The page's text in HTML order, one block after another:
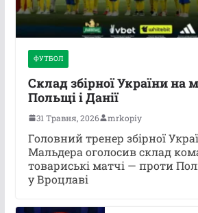
ФУТБОЛ
Склад збірної України на
Польщі і Данії
31 Травня, 2026 mrkopiy
Головний тренер збірної
Мальдера оголосив склад
товариські матчі — проти
у Вроцлаві